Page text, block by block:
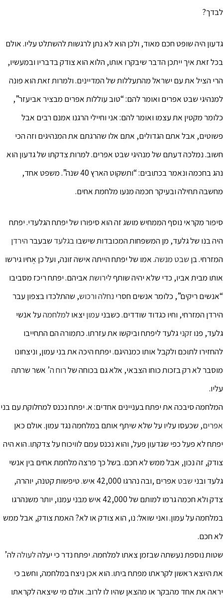
לבדך?
גדעון היה שופט חכם מאוד, ולכן הוא לא נתן לרגשות להשתלט עליו. אולם
בכל זאת איך ייתכן הדבר שיבקרו אותו, הלוא הוא צודק בדבריו ובמעשיו,
הרי הציל את עם ישראל מהתעללות של המדיינים. ולמרות זאת הוא פונה
למנהיגי שבט אפרים ואומר להם: “טוב עוללות אפרים מבציר אביעזר”,
כלומר מקטין את עצמו ואומר להם: אני וחיילי הרגנו אמנם רבים אבל
פשוטים, אבל אתם הגדולים, אתם אלו שהרגתם את המנהיגים וזה הכי
חשוב. נמלכה דעתם של מנהיגי שבט אפרים. למרות צדקתו של גדעון הוא
נהג בחכמה ונאמר בכתובים: “ותשקוט הארץ 40 שנה”. משפט אחד,
מחשבה תחילה ובעיקר חכמה מנעו מלחמת אחים.
סיפור מקראי נוסף הממחיש מושג זה הוא סיפורו של יפתח הגלעדי. יפתח
היה בנו של גלעד, מן המשפחות המכובדות שישבובגלעד שבעברהירדן
המזרחי. בן שבט מנשה. אמו של יפתח הייתה אישה זונה, ועל כן אֶחיו גירשו
אותו מבית אביו, כדי שלא יהיה שותףלירושתאביהם. יפתח ריכז מסביבו
“אנשים ריקים”, כלומר אנשים חסרי נחלהורכוש, שהתלכדו בצפון עבר
הירדן המזרחי, וחיו כגדוד שודדים. כשבני עמון יצאולמלחמהעל אנשי
גלעד, פנוזקניגלעד ליפתח וביקשו את עזרתו. כתמורה הם התחייבו
להחזירו לתוכם ולקבל אותו כמנהיגם. יפתח היכה את בני עמון, וניצחונו
מוסבר לא רק בזכות כוחו הצבאי, אלא גם בכוחה שלרוח ה’ אשר שרתה
עליו.
המלחמה סיבכה את יפתח בעניינים אחדים: א. יפתח נכנס למחלוקת עם בני
אפרים, שכעסו עליו על שלא שיתף אותם במלחמה נגד עמון. אולם כאן
יפתח לא פעל כפי שגדעון פעל, והוא נכנס עמם לוויכוח על צדקתו. הוא היה
צודק, זה נכון, אבל ממש לא חכם. בשל כך פרצה מלחמת אחים בין אנשי
גלעד ובני שבט
אפרים ,ובה נהרגו 42,000 איש. טיפשות קטנה, יוהרה,
צדק ולא חכמה גרמו למותם של 42,000 איש מבני עמנו, יותר משנהרגו
במלחמה על עמון. ואני שואל: נו, הוא צודק או לא? האמת צודק, אבל ממש
לא חכם.
שטות נוספת נעשתה שבזמן צאתו למלחמה. יפתח נדר כי יעלהלעולהלה’
את היוצא ראשון לקראתו מפתח ביתו. הוא אכן ניצח במלחמה, וחשב כי
יראה את אחד מהבקר או מהצאן שהיו לו לרוב. אולם מי שיצאה לקראתו